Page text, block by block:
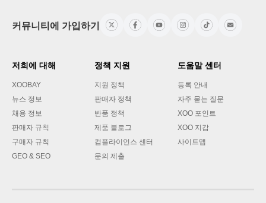
커뮤니티에 가입하기
저희에 대해
XOOBAY
뉴스 정보
채용 정보
판매자 규칙
구매자 규칙
GEO & SEO
정책 지원
지원 정책
판매자 정책
반품 정책
제품 블로그
컴플라이언스 센터
문의 제출
도움말 센터
등록 안내
자주 묻는 질문
XOO 포인트
XOO 지갑
사이트맵